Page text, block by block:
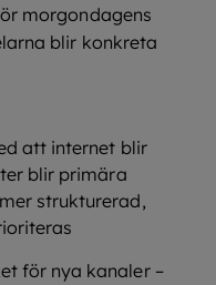
morgondagens
blir konkreta
att internet blir
blir primära
strukturerad,
för nya kanaler –